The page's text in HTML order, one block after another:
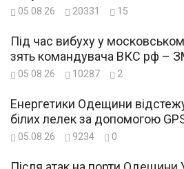
05.08.26 20331 15
Під час вибуху у
зять командувача ВКС рф –
05.08.26 10287 2
Енергетики Одещини
білих лелек за допомогою
05.08.26 9234 0